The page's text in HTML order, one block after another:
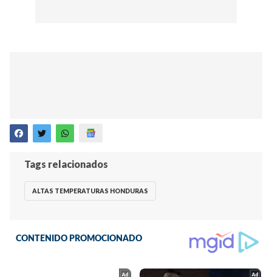
Tags relacionados
ALTAS TEMPERATURAS HONDURAS